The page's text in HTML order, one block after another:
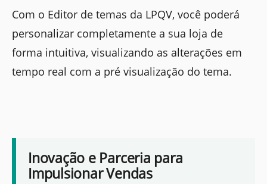
Com o Editor de temas da LPQV, você poderá
personalizar completamente a sua loja de
forma intuitiva, visualizando as alterações em
tempo real com a pré visualização do tema.
Inovação e Parceria para
Impulsionar Vendas